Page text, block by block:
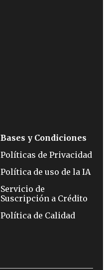
Bases y Condiciones
Políticas de Privacidad
Política de uso de la IA
Servicio de
Suscripción a Crédito
Política de Calidad